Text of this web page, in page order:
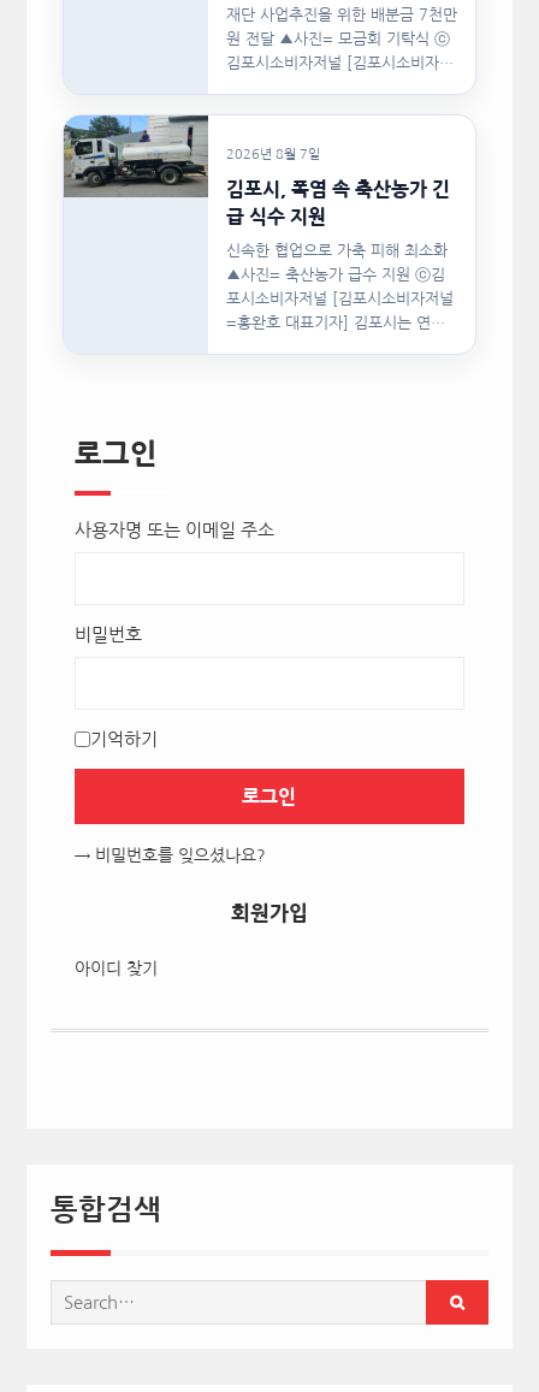
재단 사업추진을 위한 배분금 7천만
원 전달 ▲사진= 모금회 기탁식 ⓒ
김포시소비자저널 [김포시소비자저
기사회복지공동모금회, 김포복지재
2026년 8월 7일
김포시, 폭염 속 축산농가 긴
급 식수 지원
신속한 협업으로 가축 피해 최소화
▲사진= 축산농가 급수 지원 ⓒ김
포시소비자저널 [김포시소비자저널
=홍완호 대표기자] 김포시는 연일
로그인
사용자명 또는 이메일 주소
비밀번호
기억하기
로그인
→ 비밀번호를 잊으셨나요?
회원가입
아이디 찾기
통합검색
Search
for: